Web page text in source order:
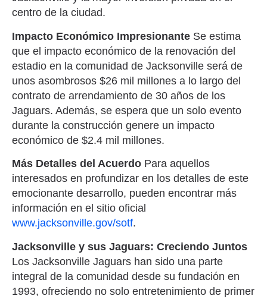
centro de la ciudad.
Impacto Económico Impresionante Se estima
que el impacto económico de la renovación del
estadio en la comunidad de Jacksonville será de
unos asombrosos $26 mil millones a lo largo del
contrato de arrendamiento de 30 años de los
Jaguars. Además, se espera que un solo evento
durante la construcción genere un impacto
económico de $2.4 mil millones.
Más Detalles del Acuerdo Para aquellos
interesados en profundizar en los detalles de este
emocionante desarrollo, pueden encontrar más
información en el sitio oficial
www.jacksonville.gov/sotf.
Jacksonville y sus Jaguars: Creciendo Juntos
Los Jacksonville Jaguars han sido una parte
integral de la comunidad desde su fundación en
1993, ofreciendo no solo entretenimiento de primer